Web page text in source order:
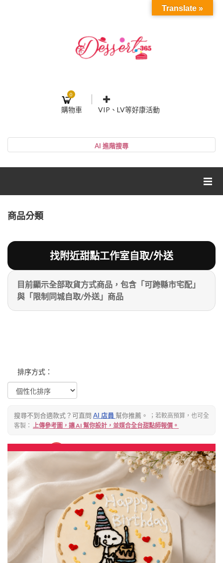
0
購物車 VIP、LV等好康活動
帳號
記住我
忘記密碼 註冊
商品分類
找附近甜點工作室自取/外送
目前顯示全部取貨方式商品，包含「可跨縣市宅配」
與「限制同城自取/外送」商品
排序方式：
搜尋不到合適款式？可直問 AI 店員 幫你推薦。
；若較高預算，也可全
客製： 上傳參考圖，讓 AI 幫你設計，並媒合全台甜點師報價。
1 2 3 4 5 6 7
Translate »